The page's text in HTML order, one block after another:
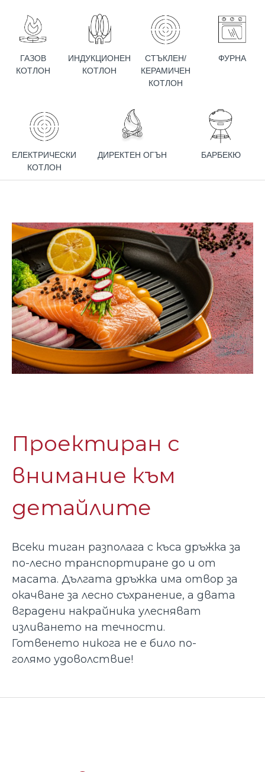
ГАЗОВ
КОТЛОН
ИНДУКЦИОНЕН
КОТЛОН
СТЪКЛЕН/
КЕРАМИЧЕН
КОТЛОН
ФУРНА
ЕЛЕКТРИЧЕСКИ
КОТЛОН
ДИРЕКТЕН ОГЪН БАРБЕКЮ
Проектиран с
внимание към
детайлите
Всеки тиган разполага с къса дръжка за
по-лесно транспортиране до и от
масата. Дългата дръжка има отвор за
окачване за лесно съхранение, а двата
вградени накрайника улесняват
изливането на течности.
Готвенето никога не е било по-
голямо удоволствие!